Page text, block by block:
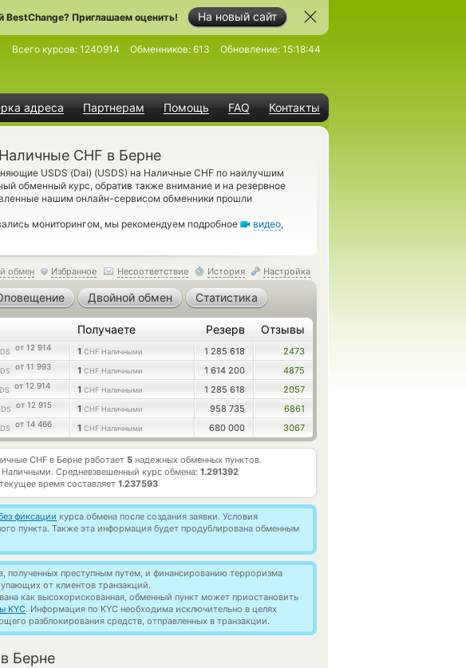
На новый сайт
BestChange? Приглашаем оценить!
адреса Партнерам Помощь FAQ Контакты
Всего курсов: 1240914 Обменников: 613 Обновление: 15:18:44
CHF в Берне
USDS (Dai) (USDS) на Наличные CHF по наилучшим
обменный курс, обратив также внимание и на резервное
нашим онлайн-сервисом обменники прошли
мониторингом, мы рекомендуем подробное
видео,
обмен Избранное Несоответствие История Настройка
Двойной обмен Статистика
Получаете Резерв Отзывы
от 12 914 1 CHF Наличными 1 285 618
2473
от 11 993 1 CHF Наличными 1 614 200
4875
от 12 914 1 CHF Наличными 1 285 618
2057
от 12 915 1 CHF Наличными 958 735
6861
от 14 466 1 CHF Наличными 680 000 3067
CHF в Берне работает 5 надежных обменных пунктов.
Наличными. Средневзвешенный курс обмена: 1.291392
время составляет 1.237593
фиксации курса обмена после создания заявки. Условия
пункта. Также эта информация будет продублирована обменным
полученных преступным путем, и финансированию терроризма
от клиентов транзакций.
как высокорискованная, обменный пункт может приостановить
KYC. Информация по KYC необходима исключительно в целях
разблокирования средств, отправленных в транзакции.
Берне